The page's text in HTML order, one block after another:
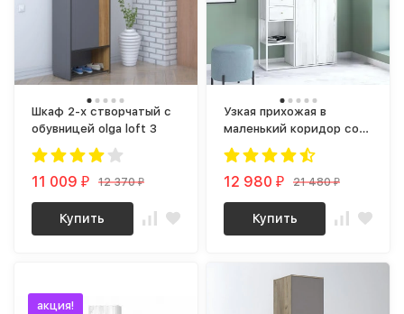
Шкаф 2-х створчатый с
обувницей olga loft 3
11 009₽ 12 370₽
Купить
Узкая прихожая в
маленький коридор со
Шкафом, Полками,
Ящиком и Зеркалом в
стиле лофт металл
12 980₽ 21 480₽
Купить
акция!